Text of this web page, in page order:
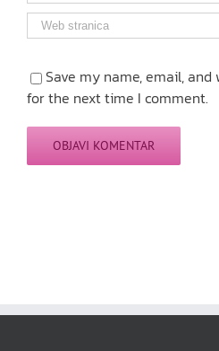
Save my name, email,
for the next time I comment.